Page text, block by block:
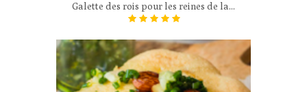
Galette des rois pour les reines de la...